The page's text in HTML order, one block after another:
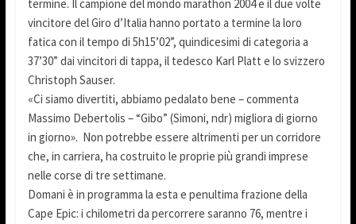
termine. Il campione del mondo marathon 2004 e il due volte
vincitore del Giro d’Italia hanno portato a termine la loro
fatica con il tempo di 5h15’02”, quindicesimi di categoria a
37’30” dai vincitori di tappa, il tedesco Karl Platt e lo svizzero
Christoph Sauser.
«Ci siamo divertiti, abbiamo pedalato bene – commenta
Massimo Debertolis – “Gibo” (Simoni, ndr) migliora di giorno
in giorno». Non potrebbe essere altrimenti per un corridore
che, in carriera, ha costruito le proprie più grandi imprese
nelle corse di tre settimane.
Domani è in programma la esta e penultima frazione della
Cape Epic: i chilometri da percorrere saranno 76, mentre i